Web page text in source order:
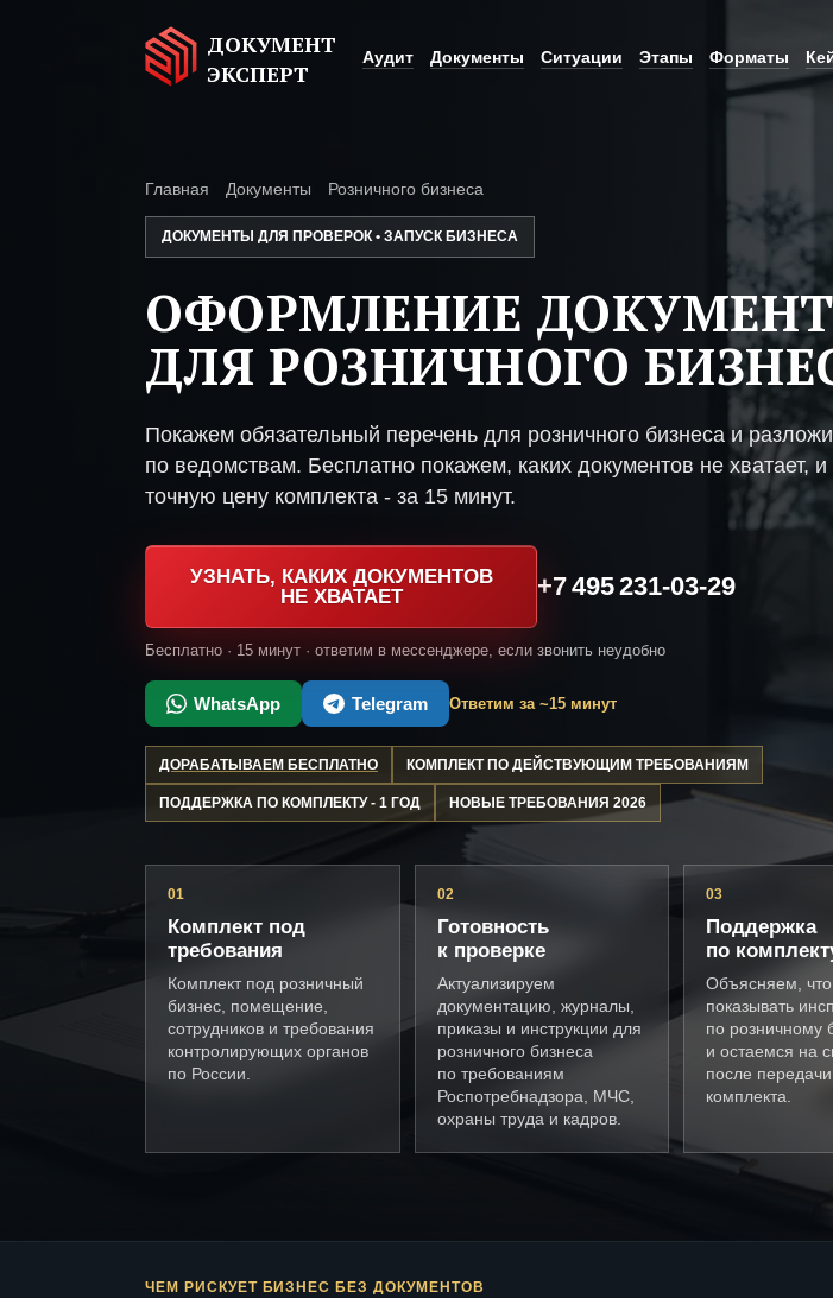
ДОКУМЕНТ
ЭКСПЕРТ
Аудит Документы Ситуации Этапы Форматы
Главная Документы Розничного бизнеса
ДОКУМЕНТЫ ДЛЯ ПРОВЕРОК • ЗАПУСК БИЗНЕСА
ОФОРМЛЕНИЕ
ДЛЯ РОЗНИЧНОГО
Покажем обязательный перечень для розничного бизнеса и
по ведомствам. Бесплатно покажем, каких документов не хватает,
точную цену комплекта - за 15 минут.
УЗНАТЬ, КАКИХ ДОКУМЕНТОВ
НЕ ХВАТАЕТ
+7 495 231-03-29
Бесплатно · 15 минут · ответим в мессенджере, если звонить неудобно
WhatsApp Telegram Ответим за ~15 минут
ДОРАБАТЫВАЕМ БЕСПЛАТНО КОМПЛЕКТ ПО ДЕЙСТВУЮЩИМ ТРЕБОВАНИЯМ
ПОДДЕРЖКА ПО КОМПЛЕКТУ - 1 ГОД НОВЫЕ ТРЕБОВАНИЯ 2026
01
Комплект под
требования
Комплект под розничный
бизнес, помещение,
сотрудников и требования
контролирующих органов
по России.
02
Готовность
к проверке
Актуализируем
документацию, журналы,
приказы и инструкции для
розничного бизнеса
по требованиям
Роспотребнадзора, МЧС,
охраны труда и кадров.
03
Поддержка
по
Объясняем, что
показывать
по розничному
и остаемся на
после передачи
комплекта.
ЧЕМ РИСКУЕТ БИЗНЕС БЕЗ ДОКУМЕНТОВ